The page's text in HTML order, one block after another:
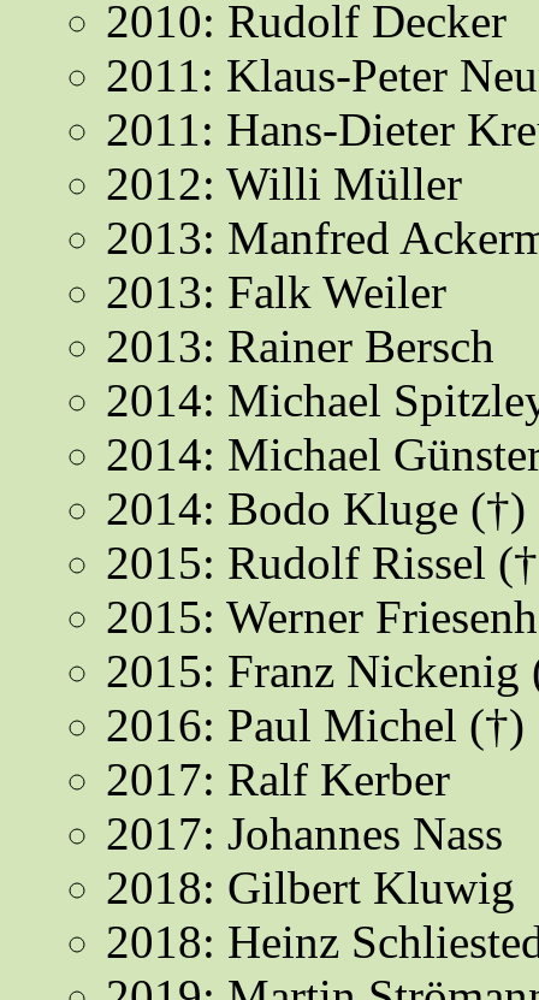
2010: Rudolf Decker
2011: Klaus-Peter
2011: Hans-Dieter
2012: Willi Müller
2013: Manfred
2013: Falk Weiler
2013: Rainer Bersch
2014: Michael
2014: Michael
2014: Bodo Kluge (†)
2015: Rudolf Rissel
2015: Werner
2015: Franz Nickenig
2016: Paul Michel (†)
2017: Ralf Kerber
2017: Johannes Nass
2018: Gilbert Kluwig
2018: Heinz